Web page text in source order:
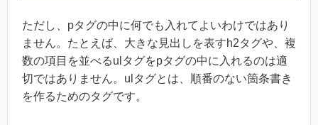
ただし、pタグの中に何でも入れてよいわけではあり
ません。たとえば、大きな見出しを表すh2タグや、複
数の項目を並べるulタグをpタグの中に入れるのは適
切ではありません。ulタグとは、順番のない箇条書き
を作るためのタグです。